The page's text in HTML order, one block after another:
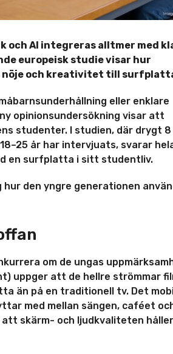
AI integreras alltmer med
europeisk studie visar hur
nöje och kreativitet till
eller enklare
opinionsundersökning visar att
studenter. I studien, där drygt 8
år har intervjuats, svarar
en surfplatta i sitt studentliv.
den yngre generationen
om de ungas
uppger att de hellre strömmar
än på en traditionell tv. Det
med mellan sängen, caféet
skärm- och ljudkvaliteten håller